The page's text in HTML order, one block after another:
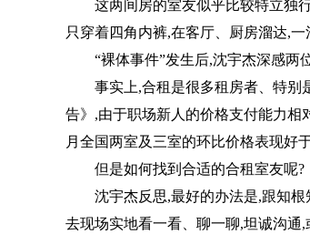
这两间房的室友似乎比较特立独
只穿着四角内裤,在客厅、厨房溜达,一
“裸体事件”发生后,沈宇杰深感两
事实上,合租是很多租房者、特别
告》,由于职场新人的价格支付能力相
月全国两室及三室的环比价格表现好于
但是如何找到合适的合租室友呢?
沈宇杰反思,最好的办法是,跟知
去现场实地看一看、聊一聊,坦诚沟通